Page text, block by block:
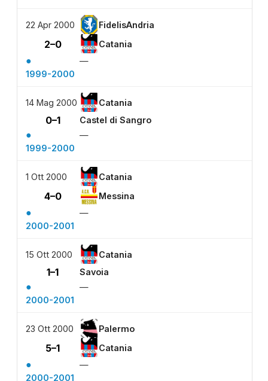
22 Apr 2000 FidelisAndria
2–0 Catania
●
—
1999-2000
14 Mag 2000 Catania
0–1 Castel di Sangro
●
—
1999-2000
1 Ott 2000 Catania
4–0 Messina
●
—
2000-2001
15 Ott 2000 Catania
1–1 Savoia
●
—
2000-2001
23 Ott 2000 Palermo
5–1 Catania
●
—
2000-2001